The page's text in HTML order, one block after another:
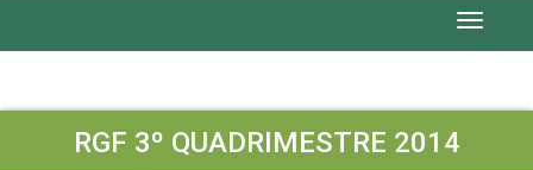
Toggle
RGF 3º QUADRIMESTRE 2014